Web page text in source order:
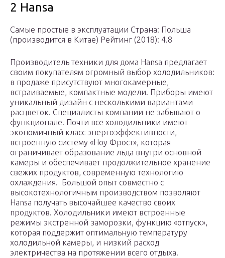
2 Hansa
Самые простые в эксплуатации Страна: Польша
(производится в Китае) Рейтинг (2018): 4.8
Производитель техники для дома Hansa предлагает
своим покупателям огромный выбор холодильников:
в продаже присутствуют многокамерные,
встраиваемые, компактные модели. Приборы имеют
уникальный дизайн с несколькими вариантами
расцветок. Специалисты компании не забывают о
функционале. Почти все холодильники имеют
экономичный класс энергоэффективности,
встроенную систему «Ноу Фрост», которая
ограничивает образование льда внутри основной
камеры и обеспечивает продолжительное хранение
свежих продуктов, современную технологию
охлаждения. Большой опыт совместно с
высокотехнологичным производством позволяют
Hansa получать высочайшее качество своих
продуктов. Холодильники имеют встроенные
режимы экстренной заморозки, функцию «отпуск»,
которая поддержит оптимальную температуру
холодильной камеры, и низкий расход
электричества на протяжении всего отдыха.